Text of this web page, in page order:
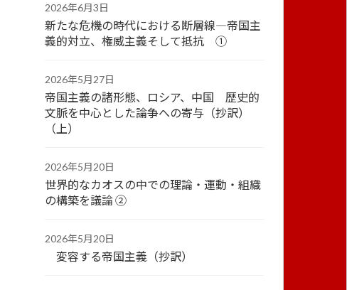
2026年6月3日
新たな危機の時代における断層線―帝国主
義的対立、権威主義そして抵抗 ①
2026年5月27日
帝国主義の諸形態、ロシア、中国 歴史的
文脈を中心とした論争への寄与（抄訳）
（上）
2026年5月20日
世界的なカオスの中での理論・運動・組織
の構築を議論 ②
2026年5月20日
変容する帝国主義（抄訳）